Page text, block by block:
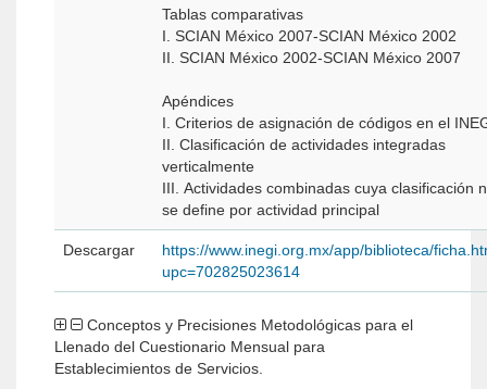
Tablas comparativas
I. SCIAN México 2007-SCIAN México 2002
II. SCIAN México 2002-SCIAN México 2007
Apéndices
I. Criterios de asignación de códigos en el
II. Clasificación de actividades integradas
verticalmente
III. Actividades combinadas cuya clasificación
se define por actividad principal
Descargar
https://www.inegi.org.mx/app/biblioteca/
upc=702825023614
Llenado del Cuestionario Mensual para
Establecimientos de Servicios.